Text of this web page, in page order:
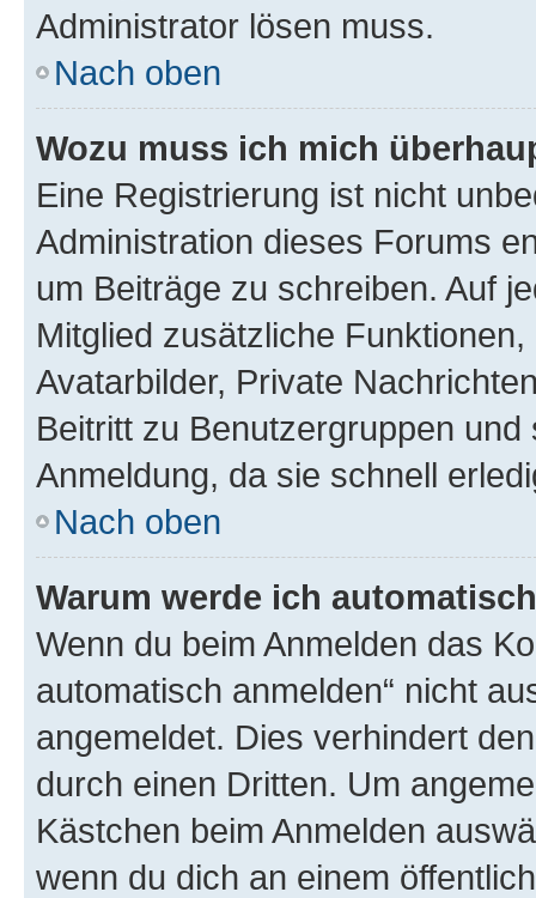
Administrator lösen muss.
Nach oben
Wozu muss ich mich
Eine Registrierung ist nicht
Administration dieses Forums
um Beiträge zu schreiben. Auf
Mitglied zusätzliche
Avatarbilder, Private
Beitritt zu Benutzergruppen
Anmeldung, da sie schnell
Nach oben
Warum werde ich
Wenn du beim Anmelden das
automatisch anmelden“ nicht
angemeldet. Dies verhindert
durch einen Dritten. Um
Kästchen beim Anmelden
wenn du dich an einem